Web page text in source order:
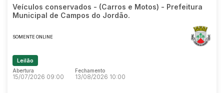
Veículos conservados - (Carros e Motos) - Prefeitura
Municipal de Campos do Jordão.
SOMENTE ONLINE
Leilão
Abertura
15/07/2026 09:00
Fechamento
13/08/2026 10:00